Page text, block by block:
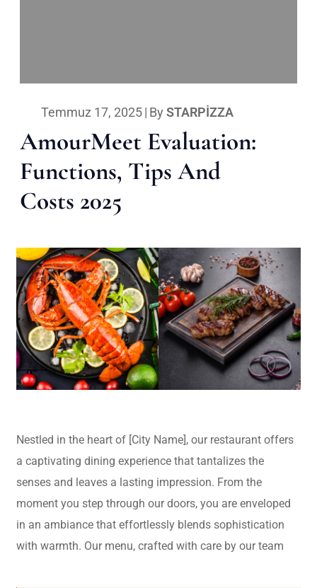
Temmuz 17, 2025| By STARPIZZA
AmourMeet Evaluation:
Functions, Tips And
Costs 2025
Nestled in the heart of [City Name], our restaurant offers
a captivating dining experience that tantalizes the
senses and leaves a lasting impression. From the
moment you step through our doors, you are enveloped
in an ambiance that effortlessly blends sophistication
with warmth. Our menu, crafted with care by our team